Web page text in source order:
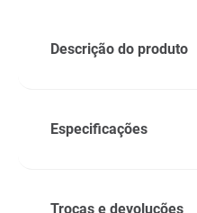
Descrição do produto
Especificações
Trocas e devoluções